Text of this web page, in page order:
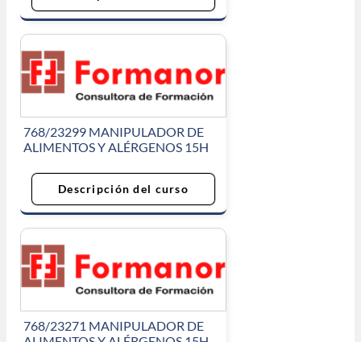
768/23299 MANIPULADOR DE
ALIMENTOS Y ALÉRGENOS 15H
Descripción del curso
768/23271 MANIPULADOR DE